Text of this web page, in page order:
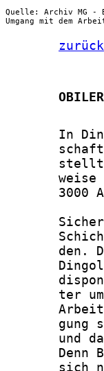
Quelle: Archiv MG -
Umgang mit dem
zurück
In
weise
3000
den.
ter
gung
und
Denn
sich